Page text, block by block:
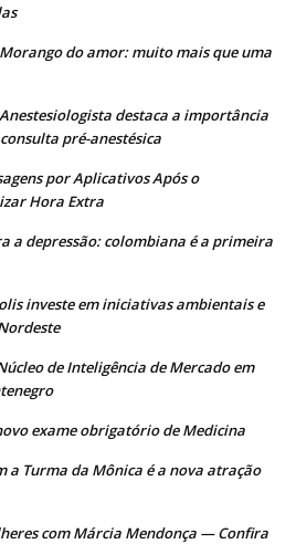
Morango do amor: muito mais que uma
Anestesiologista destaca a importância
pré-anestésica
por Aplicativos Após o
Hora Extra
a depressão: colombiana é a primeira
investe em iniciativas ambientais e
de Inteligência de Mercado em
exame obrigatório de Medicina
a Turma da Mônica é a nova atração
com Márcia Mendonça — Confira